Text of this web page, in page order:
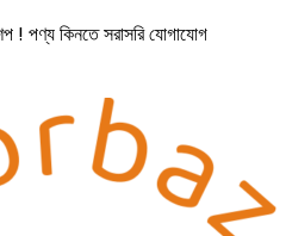
! পণ্য কিনতে সরাসরি যোগাযোগ